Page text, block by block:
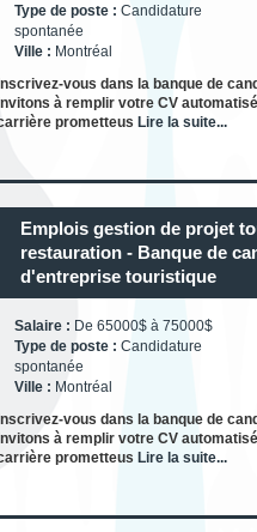
Type de poste : Candidature
spontanée
Ville : Montréal
Inscrivez-vous dans la banque de
à remplir votre CV
prometteus Lire la suite...
Emplois gestion de projet
restauration - Banque de
d'entreprise touristique
Salaire : De 65000$ à 75000$
Type de poste : Candidature
spontanée
Ville : Montréal
Inscrivez-vous dans la banque de
à remplir votre CV
prometteus Lire la suite...